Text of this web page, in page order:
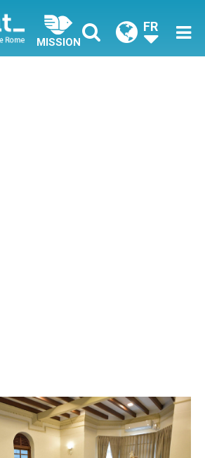
MISSION
FR